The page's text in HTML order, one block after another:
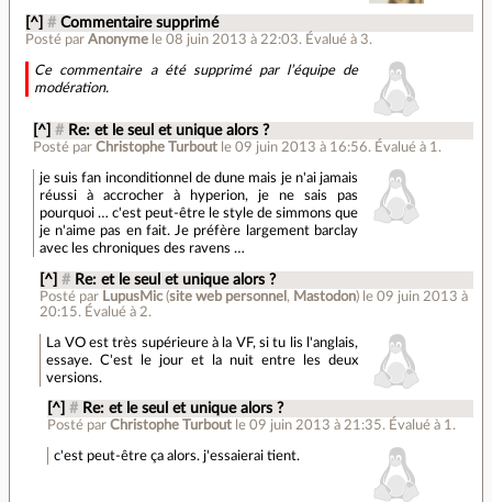
[^] # Commentaire supprimé
Posté parAnonyme le 08 juin 2013 à 22:03. Évalué à 3.
Ce commentaire a été supprimé par l’équipe de
modération.
[^] # Re: et le seul et unique alors ?
Posté par Christophe Turbout le 09 juin 2013 à 16:56. Évalué à 1 .
je suis fan inconditionnel de dune mais je n'ai jamais
réussi à accrocher à hyperion, je ne sais pas
pourquoi … c'est peut-être le style de simmons que
je n'aime pas en fait. Je préfère largement barclay
avec les chroniques des ravens …
[^] # Re: et le seul et unique alors ?
Posté par LupusMic(site web personnel , Mastodon) le 09 juin 2013 à
20:15. Évalué à 2.
La VO est très supérieure à la VF, si tu lis l'anglais,
essaye. C'est le jour et la nuit entre les deux
versions.
[^] # Re: et le seul et unique alors ?
Posté par Christophe Turbout le 09 juin 2013 à 21:35.Évalué à 1.
c'est peut-être ça alors. j'essaierai tient.